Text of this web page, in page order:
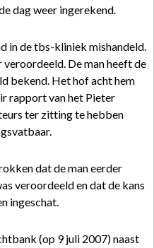
dag weer ingerekend.
in de tbs-kliniek mishandeld.
De man heeft de
bekend. Het hof acht hem
rapport van het Pieter
ter zitting te hebben
dat de man eerder
veroordeeld en dat de kans
ingeschat.
(op 9 juli 2007) naast